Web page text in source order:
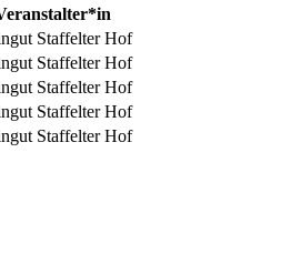
Staffelter Hof
Staffelter Hof
Staffelter Hof
Staffelter Hof
Staffelter Hof